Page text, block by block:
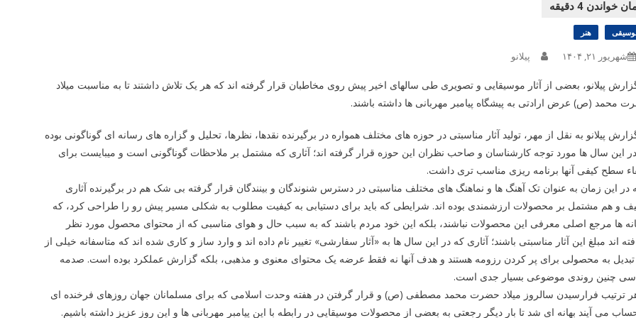
هنر
شهریور ۲۱, ۱۴۰۴ پیلانو
پیلانو، بعضی از آثار موسیقایی و تصویری طی سالهای اخیر پیش روی مخاطبان قرار گرفته اند که هر یک تلاش داشتند تا به مناسبت میلاد
محمد (ص) عرض ارادتی به پیشگاه پیامبر مهربانی ها داشته باشند.
پیلانو به نقل از مهر، تولید آثار مناسبتی در حوزه های مختلف همواره در برگیرنده نقدها، نظرها، تحلیل و گزاره های رسانه ای گوناگونی بوده
این سال ها مورد توجه کارشناسان و صاحب نظران این حوزه قرار گرفته اند؛ آثاری که مشتمل بر ملاحظات گوناگونی است و میبایست برای
سطح کیفی آنها برنامه ریزی مناسب تری داشت.
در این زمان به عنوان تک آهنگ ها و نماهنگ های مختلف مناسبتی در دسترس شنوندگان و بینندگان قرار گرفته بی شک هم در برگیرنده آثاری
و هم مشتمل بر محصولات ارزشمندی بوده اند. شرایطی که باید برای دستیابی به کیفیت مطلوب به شکلی مسیر پیش رو را طراحی کرد، که
ها مرجع اصلی معرفی این محصولات نباشند، بلکه این خود مردم باشند که به سبب حال و هوای مناسبی که از محتوای محصول مورد نظر
اند مبلغ این آثار مناسبتی باشند؛ آثاری که در این سال ها به «آثار سفارشی» تغییر نام داده اند و وارد ساز و کاری شده اند که متاسفانه خیلی از
تبدیل به محصولی برای پر کردن رزومه هستند و هدف آنها نه فقط عرضه یک محتوای معنوی و مذهبی، بلکه گزارش عملکرد بوده است. صدمه
چنین روندی موضوعی بسیار جدی است.
ترتیب فرارسیدن سالروز میلاد حضرت محمد مصطفی (ص) و قرار گرفتن در هفته وحدت اسلامی که برای مسلمانان جهان روزهای فرخنده ای
می آیند بهانه ای شد تا بار دیگر رجعتی به بعضی از محصولات موسیقایی در رابطه با این پیامبر مهربانی ها و این روز عزیز داشته باشیم.